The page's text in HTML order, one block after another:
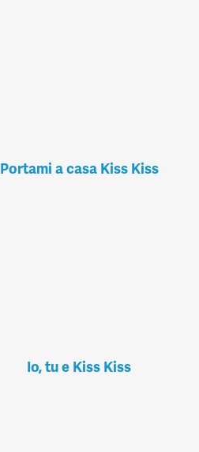
Portami a casa Kiss Kiss
Io, tu e Kiss Kiss